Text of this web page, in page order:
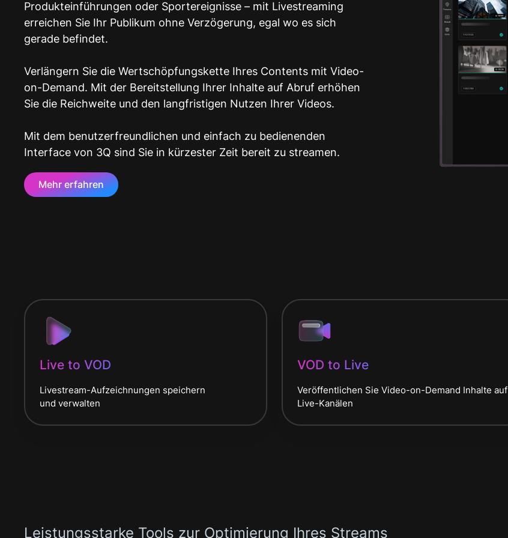
Produkteinführungen oder Sportereignisse – mit Livestreaming
erreichen Sie Ihr Publikum ohne Verzögerung, egal wo es sich
gerade befindet.
Verlängern Sie die Wertschöpfungskette Ihres Contents mit Video-
on-Demand. Mit der Bereitstellung Ihrer Inhalte auf Abruf erhöhen
Sie die Reichweite und den langfristigen Nutzen Ihrer Videos.
Mit dem benutzerfreundlichen und einfach zu bedienenden
Interface von 3Q sind Sie in kürzester Zeit bereit zu streamen.
Mehr erfahren
Live to VOD
Livestream-Aufzeichnungen speichern
und verwalten
VOD to Live
Veröffentlichen Sie Video-on-Demand Inhalte auf
Live-Kanälen
Leistungsstarke Tools zur Optimierung Ihres Streams